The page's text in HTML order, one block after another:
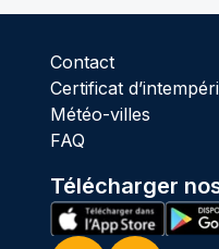
Contact
Certificat
Météo-villes
FAQ
Télécharger